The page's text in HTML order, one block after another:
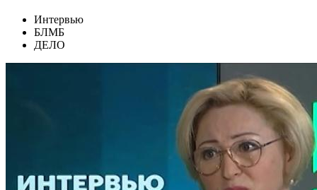
Интервью
БЛМБ
ДЕЛО